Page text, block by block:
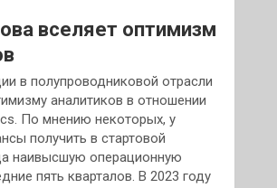
вселяет оптимизм
в полупроводниковой отрасли
аналитиков в отношении
По мнению некоторых, у
получить в стартовой
наивысшую операционную
пять кварталов. В 2023 году